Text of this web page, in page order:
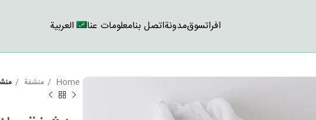
افراتسوقمدونةاتصل بنامعلومات عنا العربية
Home منشفة